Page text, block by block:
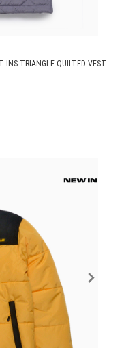
INS TRIANGLE QUILTED VEST